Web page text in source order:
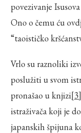
povezivanje
Ono o čemu ću
“taoističko
Vrlo su raznoliki
poslužiti u svom
pronašao u knjizi[3]
istraživača koji je
japanskih špijuna